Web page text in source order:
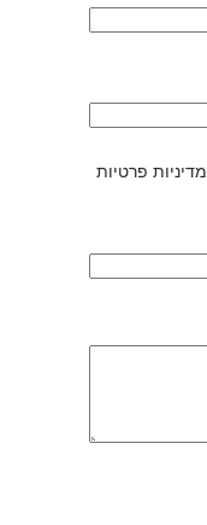
מדיניות פרטיות